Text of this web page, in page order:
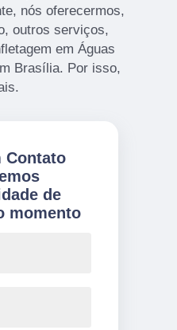
nós oferecermos,
outros serviços,
em Águas
Brasília. Por isso,
Contato
de
momento